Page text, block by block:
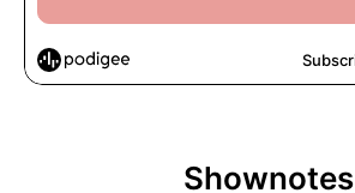
Shownotes